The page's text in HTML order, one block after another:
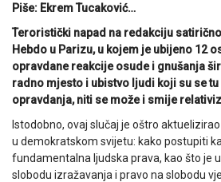
Piše: Ekrem Tucaković…
Teroristički napad na redakciju
Hebdo u Parizu, u kojem je ubijeno 12
opravdane reakcije osude i gnušanja
radno mjesto i ubistvo ljudi koji su se
opravdanja, niti se može i smije
Istodobno, ovaj slučaj je oštro
u demokratskom svijetu: kako postupiti
fundamentalna ljudska prava, kao što je
slobodu izražavanja i pravo na slobodu